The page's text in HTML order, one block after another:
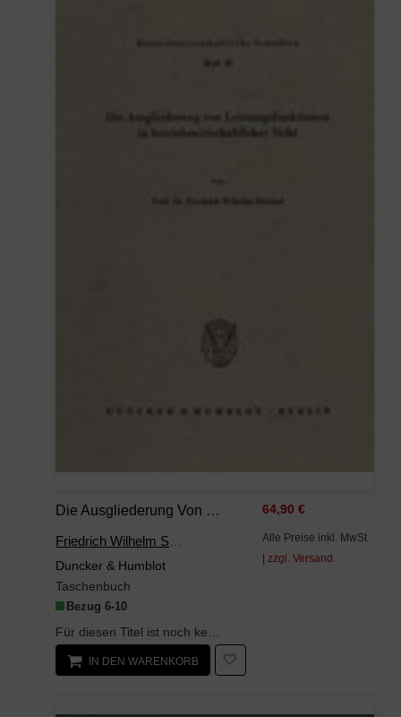
Die Ausgliederung Von Leistungsfunktionen In Betriebswirtschaftlicher Sicht.
Friedrich Wilhelm Selchert
Duncker & Humblot
Taschenbuch
Bezug 6-10
Für diesen Titel ist noch kein Beschreibungstext vorhanden.
64,90 €
Alle Preise inkl. MwSt
| zzgl. Versand
IN DEN WARENKORB